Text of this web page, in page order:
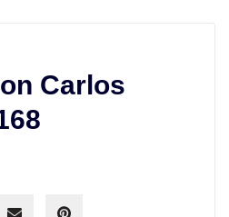
Carlos